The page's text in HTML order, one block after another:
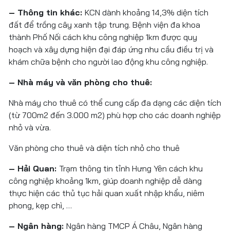
– Thông tin khác: KCN dành khoảng 14,3% diện tích
đất để trồng cây xanh tập trung. Bệnh viện đa khoa
thành Phố Nối cách khu công nghiệp 1km được quy
hoạch và xây dựng hiện đại đáp ứng nhu cầu điều trị và
khám chữa bệnh cho người lao động khu công nghiệp.
– Nhà máy và văn phòng cho thuê:
Nhà máy cho thuê có thể cung cấp đa dạng các diện tích
(từ 700m2 đến 3.000 m2) phù hợp cho các doanh nghiệp
nhỏ và vừa.
Văn phòng cho thuê và diện tích nhỏ cho thuê
– Hải Quan: Trạm thông tin tỉnh Hưng Yên cách khu
công nghiệp khoảng 1km, giúp doanh nghiệp dễ dàng
thực hiện các thủ tục hải quan xuất nhập khẩu, niêm
phong, kẹp chì, …
– Ngân hàng: Ngân hàng TMCP Á Châu, Ngân hàng